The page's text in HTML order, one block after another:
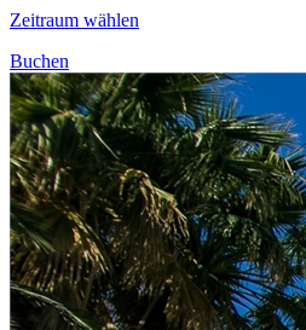
Zeitraum wählen
Buchen